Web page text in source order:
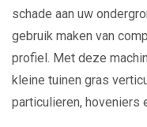
schade aan uw
gebruik maken van
profiel. Met deze
kleine tuinen gras
particulieren, hoveniers